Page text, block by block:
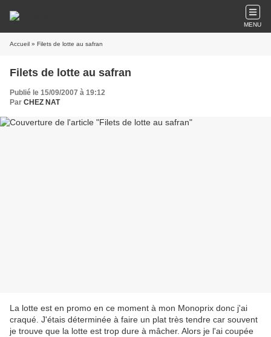
MENU
Accueil » Filets de lotte au safran
Filets de lotte au safran
Publié le 15/09/2007 à 19:12
Par CHEZ NAT
La lotte est en promo en ce moment à mon Monoprix donc j'ai
craqué. J'étais déterminée à faire un plat très tendre car souvent
je trouve que la lotte est trop dure à mâcher. Alors je l'ai coupée